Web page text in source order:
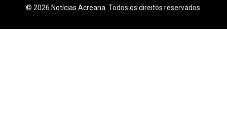
© 2026 Notícias Acreana. Todos os direitos reservados.